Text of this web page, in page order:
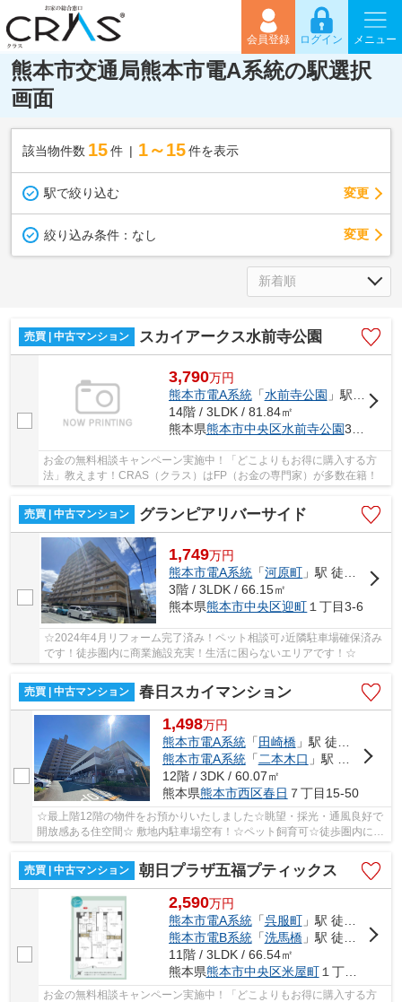
会員登録 ログイン メニュー
熊本市交通局熊本市電A系統の駅選択
画面
該当物件数 15件 1～15 件を表示
駅で絞り込む 変更
絞り込み条件： なし 変更
売買 | 中古マンション スカイアークス水前寺公園
3,790万円
熊本市電A系統「水前寺公園 」駅 徒歩2分
14階 / 3LDK / 81.84㎡
熊本県熊本市中央区水前寺公園3-30
お金の無料相談キャンペーン実施中！「どこよりもお得に購入する方
法」教えます！CRAS（クラス）はFP（お金の専門家）が多数在籍！
売買 | 中古マンション グランピアリバーサイド
1,749万円
熊本市電A系統 「河原町 」駅 徒歩8分
3階 / 3LDK / 66.15㎡
熊本県熊本市中央区迎町 １丁目3-6
☆2024年4月リフォーム完了済み！ペット相談可♪近隣駐車場確保済み
です！徒歩圏内に商業施設充実！生活に困らないエリアです！☆
売買 | 中古マンション 春日スカイマンション
1,498万円
熊本市電A系統「 田崎橋」駅 徒歩16分
熊本市電A系統「 二本木口 」駅 徒歩18分
12階 / 3DK / 60.07㎡
熊本県熊本市西区春日 ７丁目15-50
☆最上階12階の物件をお預かりいたしました☆眺望・採光・通風良好で
開放感ある住空間☆ 敷地内駐車場空有！☆ペット飼育可☆徒歩圏内にコ
ンビニ、スーパー、商業施設多数有☆
売買 | 中古マンション
朝日プラザ五福プティックス
2,590万円
熊本市電A系統「呉服町」駅 徒歩4分
熊本市電B系統「洗馬橋」駅 徒歩5分
11階 / 3LDK / 66.54㎡
熊本県熊本市中央区米屋町１丁目17
お金の無料相談キャンペーン実施中！「どこよりもお得に購入する方